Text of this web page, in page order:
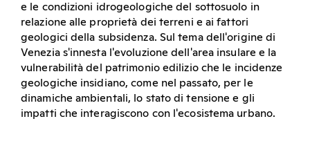
e le condizioni idrogeologiche del sottosuolo in
relazione alle proprietà dei terreni e ai fattori
geologici della subsidenza. Sul tema dell'origine di
Venezia s'innesta l'evoluzione dell'area insulare e la
vulnerabilità del patrimonio edilizio che le incidenze
geologiche insidiano, come nel passato, per le
dinamiche ambientali, lo stato di tensione e gli
impatti che interagiscono con l'ecosistema urbano.